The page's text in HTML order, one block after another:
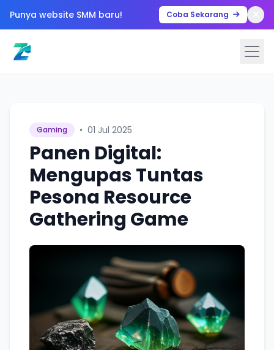
Punya website SMM baru! Coba Sekarang
Gaming • 01 Jul 2025
Panen Digital:
Mengupas Tuntas
Pesona Resource
Gathering Game